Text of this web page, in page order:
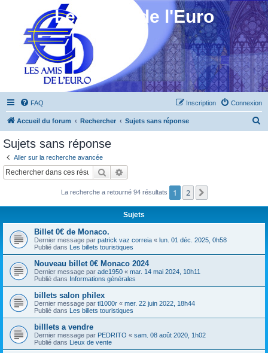
Les Amis de l'Euro
FAQ Connexion
Inscription
Accueil du forum Rechercher Sujets sans réponse
c
Sujets sans réponse
Aller sur la recherche avancée
Rechercher
La recherche a retourné 94 résultats 1 2
Sujets
Billet 0€ de Monaco.
Dernier message par patrick vaz correia « lun. 01 déc. 2025, 0h58
Publié dans Les billets touristiques
Nouveau billet 0€ Monaco 2024
Dernier message par ade1950 « mar. 14 mai 2024, 10h11
Publié dans Informations générales
billets salon philex
Dernier message par tl1000r « mer. 22 juin 2022, 18h44
Publié dans Les billets touristiques
billlets a vendre
Dernier message par PEDRITO « sam. 08 août 2020, 1h02
Publié dans Lieux de vente